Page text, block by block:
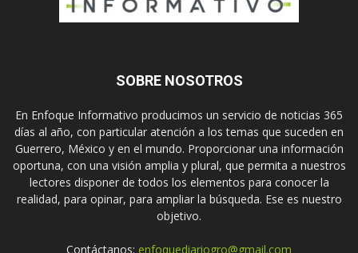
SOBRE NOSOTROS
En Enfoque Informativo producimos un servicio de noticias 365
días al año, con particular atención a los temas que suceden en
Guerrero, México y en el mundo. Proporcionar una información
oportuna, con una visión amplia y plural, que permita a nuestros
lectores disponer de todos los elementos para conocer la
realidad, para opinar, para ampliar la búsqueda. Ese es nuestro
objetivo.
Contáctanos: enfoquediariogro@gmail.com